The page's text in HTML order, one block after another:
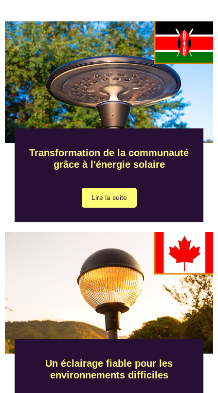
Transformation de la communauté
grâce à l'énergie solaire
Lire la suite
Un éclairage fiable pour les
environnements difficiles